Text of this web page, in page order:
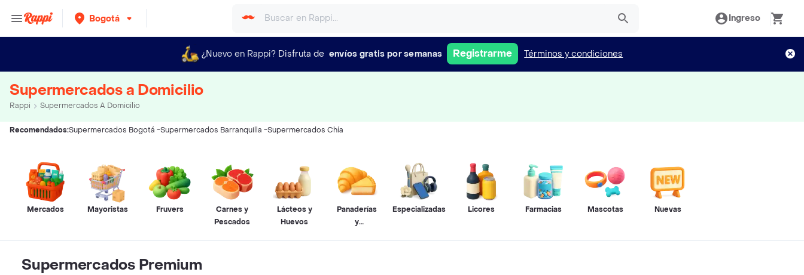
Bogotá Ingreso
¿Nuevo en Rappi? Disfruta de envíos gratis por semanas Registrarme Términos y condiciones
Supermercados a Domicilio
Rappi Supermercados A Domicilio
Recomendados:Supermercados Bogotá -Supermercados Barranquilla -Supermercados Chía
Mercados Mayoristas Fruvers
Carnes y
Pescados
Lácteos y
Huevos
Panaderías
y
Especializadas Licores Farmacias Mascotas Nuevas
Supermercados Premium